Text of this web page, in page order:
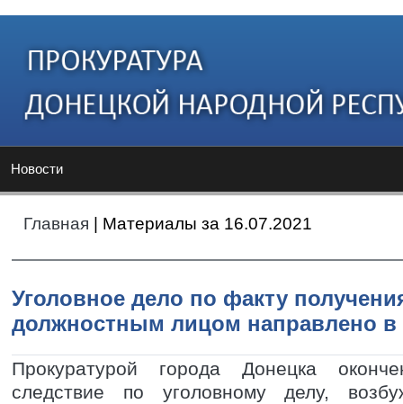
Новости
Главная | Материалы за 16.07.2021
Уголовное дело по факту
должностным лицом направлено в
Прокуратурой города Донецка
следствие по уголовному делу,